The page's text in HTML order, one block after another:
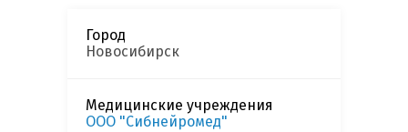
Город
Новосибирск
Медицинские учреждения
ООО "Сибнейромед"